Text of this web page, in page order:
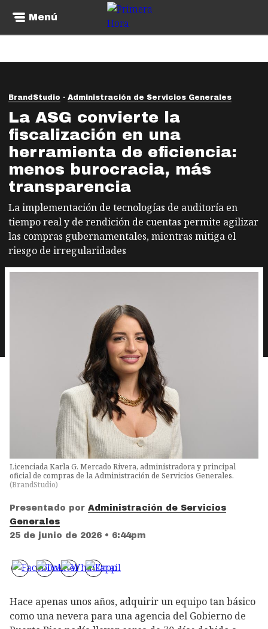
Menú
BrandStudio Administración de Servicios Generales
La ASG convierte la
fiscalización en una
herramienta de eficiencia:
menos burocracia, más
transparencia
La implementación de tecnologías de auditoría en
tiempo real y de rendición de cuentas permite agilizar
las compras gubernamentales, mientras mitiga el
riesgo de irregularidades
Licenciada Karla G. Mercado Rivera, administradora y principal
oficial de compras de la Administración de Servicios Generales.
(BrandStudio)
Presentado por Administración de Servicios
Generales
25 de junio de 2026 • 6:44pm
Hace apenas unos años, adquirir un equipo tan básico
como una nevera para una agencia del Gobierno de